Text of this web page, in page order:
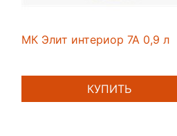
МК Элит интериор 7А 0,9 л
КУПИТЬ